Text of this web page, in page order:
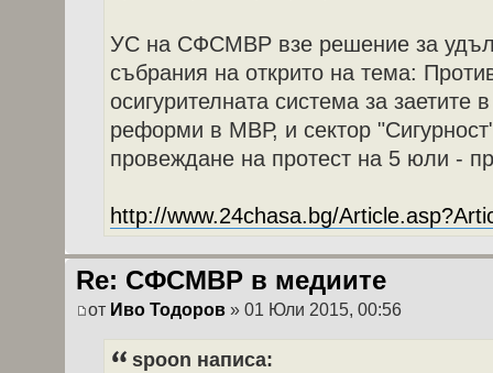
УС на СФСМВР взе решение за
събрания на открито на тема:
осигурителната система за заетите
реформи в МВР, и сектор
провеждане на протест на 5 юли -
http://www.24chasa.bg/
Re: СФСМВР в медиите
от Иво Тодоров » 01 Юли 2015, 00:56
spoon написа: